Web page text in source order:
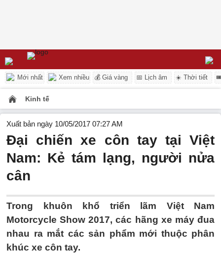
Mới nhất Xem nhiều 💰 Giá vàng 📅 Lịch âm ☀️ Thời tiết
Kinh tế
Xuất bản ngày 10/05/2017 07:27 AM
Đại chiến xe côn tay tại Việt
Nam: Kẻ tám lạng, người nửa
cân
Trong khuôn khổ triển lãm Việt Nam
Motorcycle Show 2017, các hãng xe máy đua
nhau ra mắt các sản phẩm mới thuộc phân
khúc xe côn tay.